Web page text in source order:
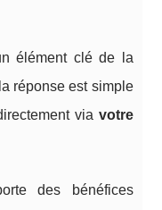
élément clé de la
réponse est simple
via votre
des bénéfices